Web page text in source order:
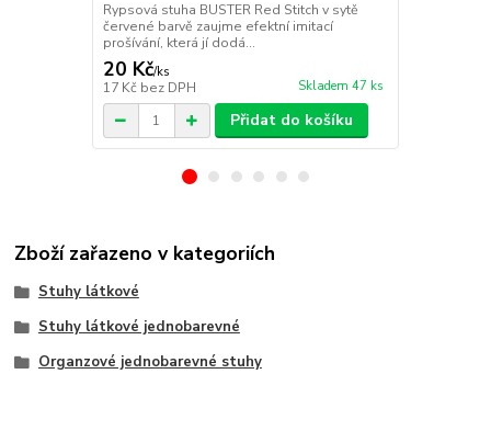
Rypsová stuha BUSTER Red Stitch v sytě
červené barvě zaujme efektní imitací
prošívání, která jí dodá...
20 Kč/ks
17 Kč bez DPH Skladem 47 ks
Přidat do košíku
Zboží zařazeno v kategoriích
Stuhy látkové
Stuhy látkové jednobarevné
Organzové jednobarevné stuhy